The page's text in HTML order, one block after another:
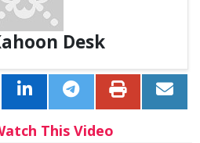
Desk
This Video